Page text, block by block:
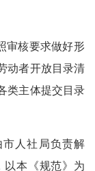
审核要求做好形
动者开放目录清
类主体提交目录
市人社局负责解
以本《规范》为